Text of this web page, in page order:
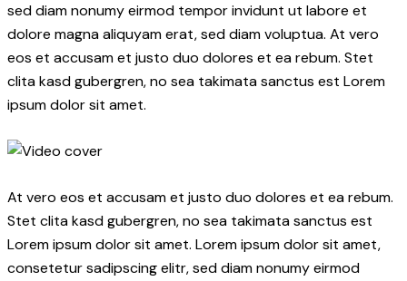
sed diam nonumy eirmod tempor invidunt ut labore et
dolore magna aliquyam erat, sed diam voluptua. At vero
eos et accusam et justo duo dolores et ea rebum. Stet
clita kasd gubergren, no sea takimata sanctus est Lorem
ipsum dolor sit amet.
At vero eos et accusam et justo duo dolores et ea rebum.
Stet clita kasd gubergren, no sea takimata sanctus est
Lorem ipsum dolor sit amet. Lorem ipsum dolor sit amet,
consetetur sadipscing elitr, sed diam nonumy eirmod